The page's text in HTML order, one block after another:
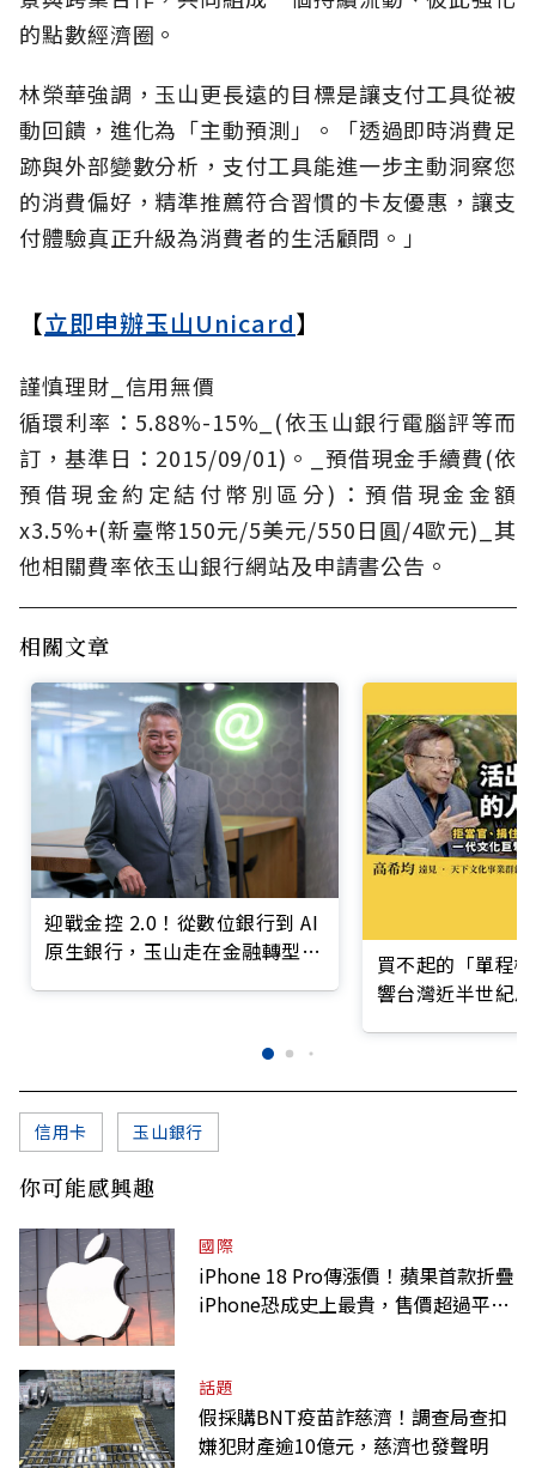
的點數經濟圈。
林榮華強調，玉山更長遠的目標是讓支付工具從被
動回饋，進化為「主動預測」。「透過即時消費足
跡與外部變數分析，支付工具能進一步主動洞察您
的消費偏好，精準推薦符合習慣的卡友優惠，讓支
付體驗真正升級為消費者的生活顧問。」
【立即申辦玉山Unicard】
謹慎理財_信用無價
循環利率：5.88%-15%_(依玉山銀行電腦評等而
訂，基準日：2015/09/01)。_預借現金手續費(依
預借現金約定結付幣別區分)：預借現金金額
x3.5%+(新臺幣150元/5美元/550日圓/4歐元)_其
他相關費率依玉山銀行網站及申請書公告。
相關文章
迎戰金控 2.0！從數位銀行到 AI
原生銀行，玉山走在金融轉型最
買不起的「單程
響台灣近半世紀
信用卡 玉山銀行
你可能感興趣
國際
iPhone 18 Pro傳漲價！蘋果首款折疊
iPhone恐成史上最貴，售價超過平均
話題
假採購BNT疫苗詐慈濟！調查局查扣
嫌犯財產逾10億元，慈濟也發聲明